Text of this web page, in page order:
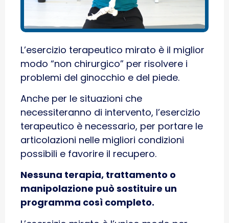
L’esercizio terapeutico mirato è il miglior
modo “non chirurgico” per risolvere i
problemi del ginocchio e del piede.
Anche per le situazioni che
necessiteranno di intervento, l’esercizio
terapeutico è necessario, per portare le
articolazioni nelle migliori condizioni
possibili e favorire il recupero.
Nessuna terapia, trattamento o
manipolazione può sostituire un
programma così completo.